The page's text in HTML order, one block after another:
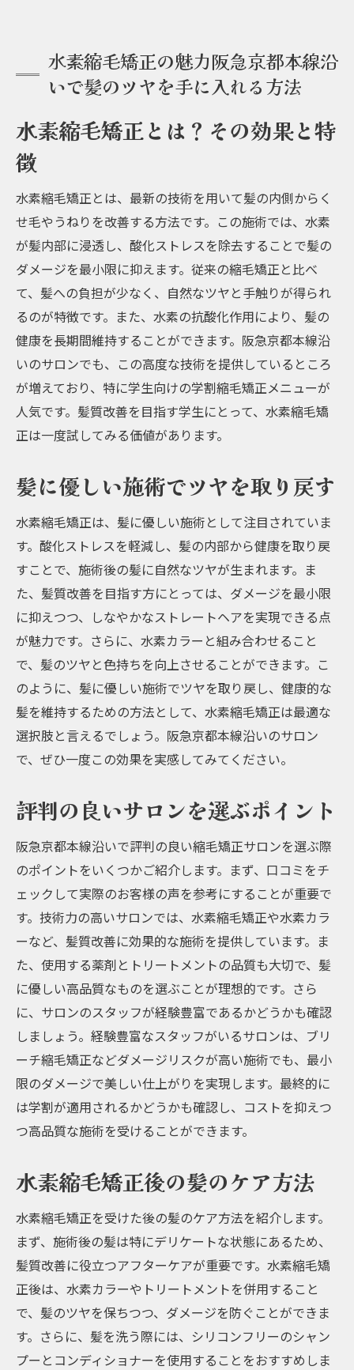
水素縮毛矯正の魅力阪急京都本線沿
いで髪のツヤを手に入れる方法
水素縮毛矯正とは？その効果と特
徴
水素縮毛矯正とは、最新の技術を用いて髪の内側からく
せ毛やうねりを改善する方法です。この施術では、水素
が髪内部に浸透し、酸化ストレスを除去することで髪の
ダメージを最小限に抑えます。従来の縮毛矯正と比べ
て、髪への負担が少なく、自然なツヤと手触りが得られ
るのが特徴です。また、水素の抗酸化作用により、髪の
健康を長期間維持することができます。阪急京都本線沿
いのサロンでも、この高度な技術を提供しているところ
が増えており、特に学生向けの学割縮毛矯正メニューが
人気です。髪質改善を目指す学生にとって、水素縮毛矯
正は一度試してみる価値があります。
髪に優しい施術でツヤを取り戻す
水素縮毛矯正は、髪に優しい施術として注目されていま
す。酸化ストレスを軽減し、髪の内部から健康を取り戻
すことで、施術後の髪に自然なツヤが生まれます。ま
た、髪質改善を目指す方にとっては、ダメージを最小限
に抑えつつ、しなやかなストレートヘアを実現できる点
が魅力です。さらに、水素カラーと組み合わせること
で、髪のツヤと色持ちを向上させることができます。こ
のように、髪に優しい施術でツヤを取り戻し、健康的な
髪を維持するための方法として、水素縮毛矯正は最適な
選択肢と言えるでしょう。阪急京都本線沿いのサロン
で、ぜひ一度この効果を実感してみてください。
評判の良いサロンを選ぶポイント
阪急京都本線沿いで評判の良い縮毛矯正サロンを選ぶ際
のポイントをいくつかご紹介します。まず、口コミをチ
ェックして実際のお客様の声を参考にすることが重要で
す。技術力の高いサロンでは、水素縮毛矯正や水素カラ
ーなど、髪質改善に効果的な施術を提供しています。ま
た、使用する薬剤とトリートメントの品質も大切で、髪
に優しい高品質なものを選ぶことが理想的です。さら
に、サロンのスタッフが経験豊富であるかどうかも確認
しましょう。経験豊富なスタッフがいるサロンは、ブリ
ーチ縮毛矯正などダメージリスクが高い施術でも、最小
限のダメージで美しい仕上がりを実現します。最終的に
は学割が適用されるかどうかも確認し、コストを抑えつ
つ高品質な施術を受けることができます。
水素縮毛矯正後の髪のケア方法
水素縮毛矯正を受けた後の髪のケア方法を紹介します。
まず、施術後の髪は特にデリケートな状態にあるため、
髪質改善に役立つアフターケアが重要です。水素縮毛矯
正後は、水素カラーやトリートメントを併用すること
で、髪のツヤを保ちつつ、ダメージを防ぐことができま
す。さらに、髪を洗う際には、シリコンフリーのシャン
プーとコンディショナーを使用することをおすすめしま